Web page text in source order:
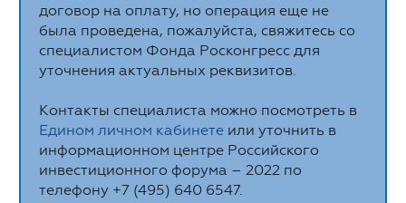
договор на оплату, но операция еще не
была проведена, пожалуйста, свяжитесь со
специалистом Фонда Росконгресс для
уточнения актуальных реквизитов.
Контакты специалиста можно посмотреть в
Едином личном кабинете или уточнить в
информационном центре Российского
инвестиционного форума – 2022 по
телефону +7 (495) 640 6547.